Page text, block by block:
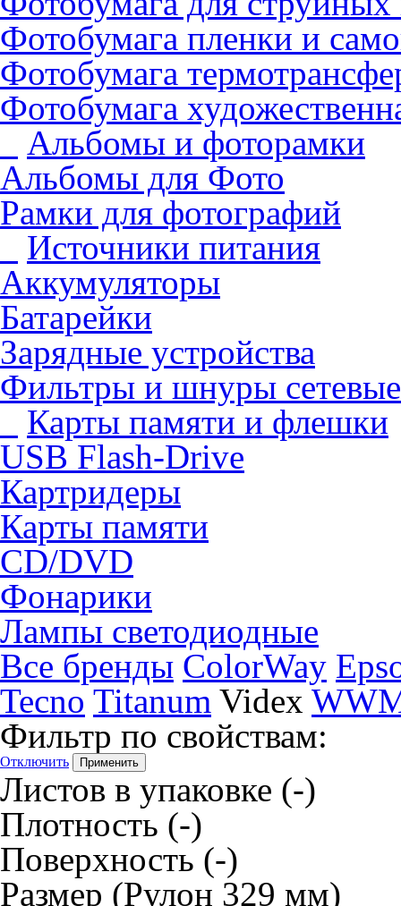
Фотобумага пленки и
Фотобумага
Фотобумага
Альбомы и фоторамки
Альбомы для Фото
Рамки для фотографий
Источники питания
Аккумуляторы
Батарейки
Зарядные устройства
Фильтры и шнуры сетевые
Карты памяти и флешки
USB Flash-Drive
Картридеры
Карты памяти
CD/DVD
Фонарики
Лампы светодиодные
Все бренды ColorWay
Tecno Titanum Videx
Фильтр по свойствам:
Отключить
Листов в упаковке (-)
Плотность (-)
Поверхность (-)
Размер (Рулон 329 мм)